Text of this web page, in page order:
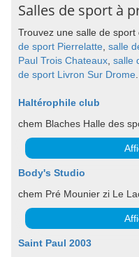
Salles de sport à
Trouvez une salle de
de sport Pierrelatte salle
Paul Trois Chateaux salle
de sport Livron Sur Drome
Haltérophile club
chem Blaches Halle des
Body's Studio
chem Pré Mounier zi Le
Saint Paul 2003